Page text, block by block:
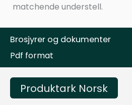
matchende understell.
Brosjyrer og dokumenter
Pdf format
Produktark Norsk